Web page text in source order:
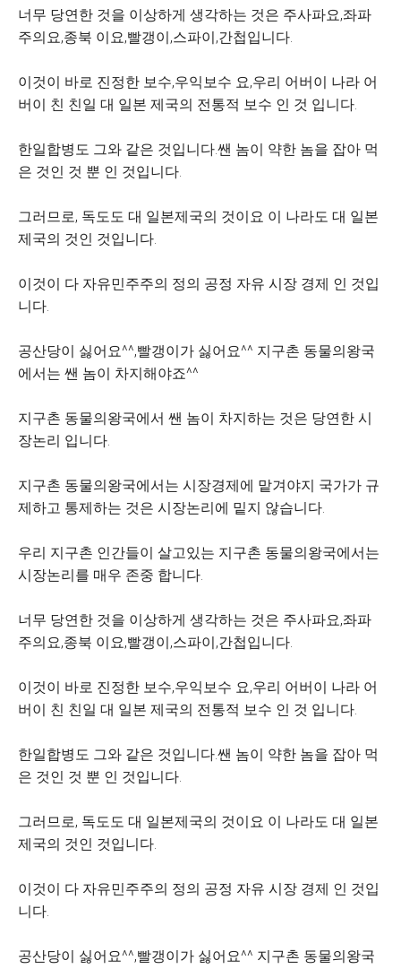
너무 당연한 것을 이상하게 생각하는 것은 주사파요,좌파
주의요,종북 이요,빨갱이,스파이,간첩입니다.
이것이 바로 진정한 보수,우익보수 요,우리 어버이 나라 어
버이 친 친일 대 일본 제국의 전통적 보수 인 것 입니다.
한일합병도 그와 같은 것입니다.쌘 놈이 약한 놈을 잡아 먹
은 것인 것 뿐 인 것입니다.
그러므로, 독도도 대 일본제국의 것이요 이 나라도 대 일본
제국의 것인 것입니다.
이것이 다 자유민주주의 정의 공정 자유 시장 경제 인 것입
니다.
공산당이 싫어요^^,빨갱이가 싫어요^^ 지구촌 동물의왕국
에서는 쌘 놈이 차지해야죠^^
지구촌 동물의왕국에서 쌘 놈이 차지하는 것은 당연한 시
장논리 입니다.
지구촌 동물의왕국에서는 시장경제에 맡겨야지 국가가 규
제하고 통제하는 것은 시장논리에 밑지 않습니다.
우리 지구촌 인간들이 살고있는 지구촌 동물의왕국에서는
시장논리를 매우 존중 합니다.
너무 당연한 것을 이상하게 생각하는 것은 주사파요,좌파
주의요,종북 이요,빨갱이,스파이,간첩입니다.
이것이 바로 진정한 보수,우익보수 요,우리 어버이 나라 어
버이 친 친일 대 일본 제국의 전통적 보수 인 것 입니다.
한일합병도 그와 같은 것입니다.쌘 놈이 약한 놈을 잡아 먹
은 것인 것 뿐 인 것입니다.
그러므로, 독도도 대 일본제국의 것이요 이 나라도 대 일본
제국의 것인 것입니다.
이것이 다 자유민주주의 정의 공정 자유 시장 경제 인 것입
니다.
공산당이 싫어요^^,빨갱이가 싫어요^^ 지구촌 동물의왕국